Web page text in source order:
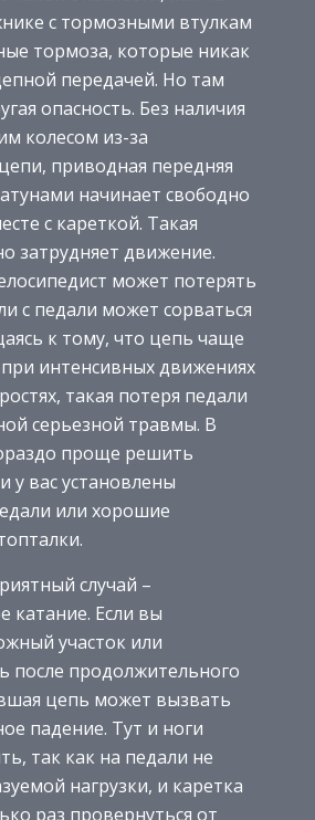
с тормозными втулкам
тормоза, которые никак
передачей. Но там
опасность. Без наличия
колесом из-за
приводная передняя
начинает свободно
с кареткой. Такая
затрудняет движение.
может потерять
с педали может сорваться
к тому, что цепь чаще
при интенсивных движениях
такая потеря педали
серьезной травмы. В
проще решить
у вас установлены
или хорошие
случай –
катание. Если вы
участок или
после продолжительного
цепь может вызвать
падение. Тут и ноги
так как на педали не
нагрузки, и каретка
раз провернуться от